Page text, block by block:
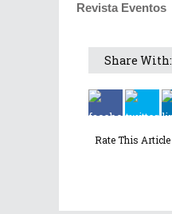
Revista Eventos
Share With:
Rate This Article